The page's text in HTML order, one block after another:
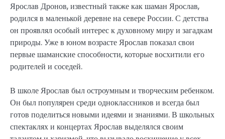
Ярослав Дронов, известный также как шаман Ярослав,
родился в маленькой деревне на севере России. С детства
он проявлял особый интерес к духовному миру и загадкам
природы. Уже в юном возрасте Ярослав показал свои
первые шаманские способности, которые восхитили его
родителей и соседей.
В школе Ярослав был остроумным и творческим ребенком.
Он был популярен среди одноклассников и всегда был
готов поделиться новыми идеями и знаниями. В школьных
спектаклях и концертах Ярослав выделялся своим